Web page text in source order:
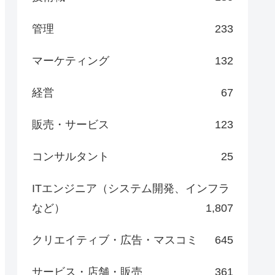
管理 233
マーケティング 132
経営 67
販売・サービス 123
コンサルタント 25
ITエンジニア（システム開発、インフラ
など）
1,807
クリエイティブ・広告・マスコミ 645
サービス・店舗・販売 361